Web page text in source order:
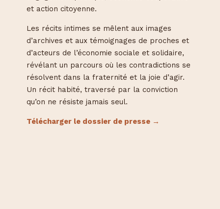
et action citoyenne.
Les récits intimes se mêlent aux images
d’archives et aux témoignages de proches et
d’acteurs de l’économie sociale et solidaire,
révélant un parcours où les contradictions se
résolvent dans la fraternité et la joie d’agir.
Un récit habité, traversé par la conviction
qu’on ne résiste jamais seul.
Télécharger le dossier de presse →